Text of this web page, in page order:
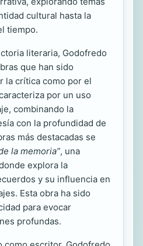
cultural hasta la
tiempo.
literaria, Godofredo
que han sido
la crítica como por el
por un uso
combinando la
con la profundidad de
más destacadas se
la memoria”, una
explora la
y su influencia en
Esta obra ha sido
para evocar
profundas.